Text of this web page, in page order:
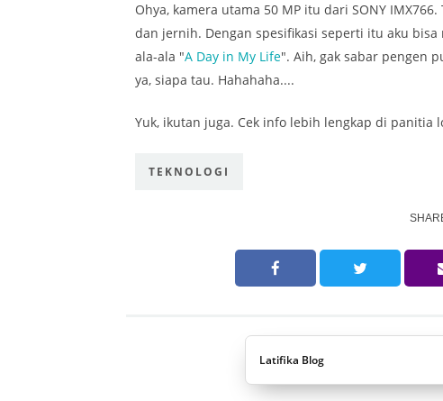
Ohya, kamera utama 50 MP itu dari SONY
dan jernih. Dengan spesifikasi seperti itu aku
ala-ala "A Day in My Life". Aih, gak sabar pengen
ya, siapa tau. Hahahaha....
Yuk, ikutan juga. Cek info lebih lengkap di panitia
TEKNOLOGI
Latifika Blog